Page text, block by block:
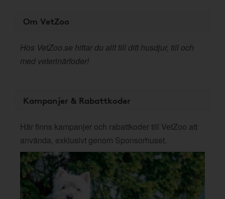
Om VetZoo
Hos VetZoo.se hittar du allt till ditt husdjur, till och
med veterinärfoder!
Kampanjer & Rabattkoder
Här finns kampanjer och rabattkoder till VetZoo att
använda, exklusivt genom Sponsorhuset.